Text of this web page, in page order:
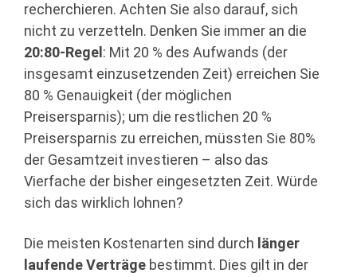
recherchieren. Achten Sie also darauf, sich
nicht zu verzetteln. Denken Sie immer an die
20:80-Regel : Mit 20 % des Aufwands (der
insgesamt einzusetzenden Zeit) erreichen Sie
80 % Genauigkeit (der möglichen
Preisersparnis); um die restlichen 20 %
Preisersparnis zu erreichen, müssten Sie 80%
der Gesamtzeit investieren – also das
Vierfache der bisher eingesetzten Zeit. Würde
sich das wirklich lohnen?
Die meisten Kostenarten sind durch länger
laufende Verträge bestimmt. Dies gilt in der